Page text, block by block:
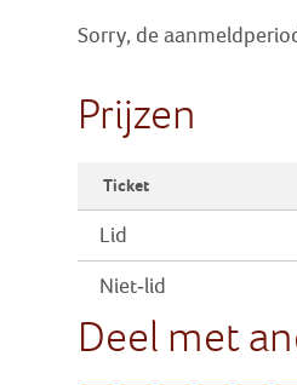
Sorry, de
Prijzen
Ticket
Lid
Niet-lid
Deel met